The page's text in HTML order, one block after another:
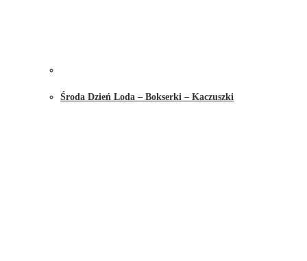
Środa Dzień Loda – Bokserki – Kaczuszki